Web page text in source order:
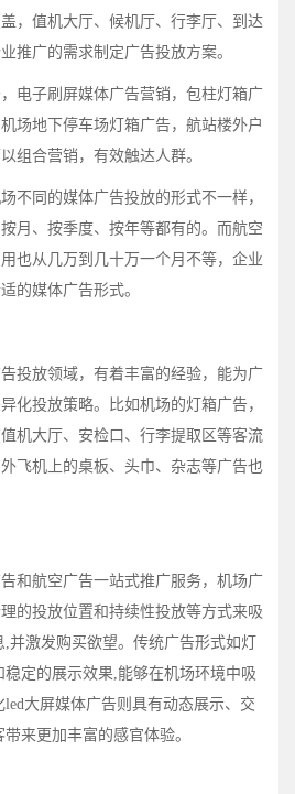
，值机大厅、候机厅、行李厅、到达
推广的需求制定广告投放方案。
电子刷屏媒体广告营销，包柱灯箱广
场地下停车场灯箱广告，航站楼外户
组合营销，有效触达人群。
不同的媒体广告投放的形式不一样，
月、按季度、按年等都有的。而航空
也从几万到几十万一个月不等，企业
的媒体广告形式。
投放领域，有着丰富的经验，能为广
化投放策略。比如机场的灯箱广告，
机大厅、安检口、行李提取区等客流
飞机上的桌板、头巾、杂志等广告也
和航空广告一站式推广服务，机场广
的投放位置和持续性投放等方式来吸
并激发购买欲望。传统广告形式如灯
定的展示效果,能够在机场环境中吸
大屏媒体广告则具有动态展示、交
来更加丰富的感官体验。